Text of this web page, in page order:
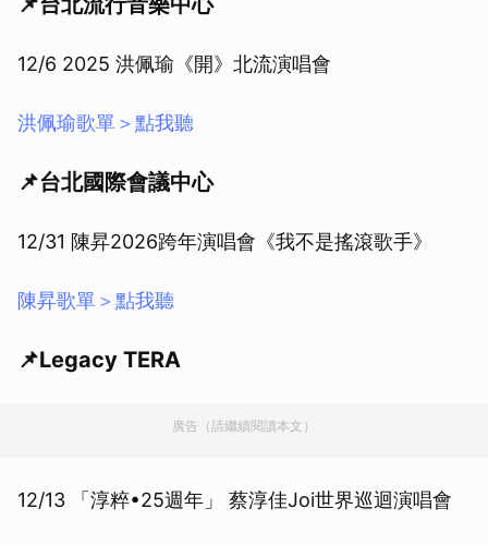
12/6 2025 洪佩瑜《開》北流演唱會
洪佩瑜歌單＞點我聽
📌台北國際會議中心
12/31 陳昇2026跨年演唱會《我不是搖滾歌手》
陳昇歌單＞點我聽
📌Legacy TERA
廣告（請繼續閱讀本文）
12/13 「淳粹•25週年」 蔡淳佳Joi世界巡迴演唱會